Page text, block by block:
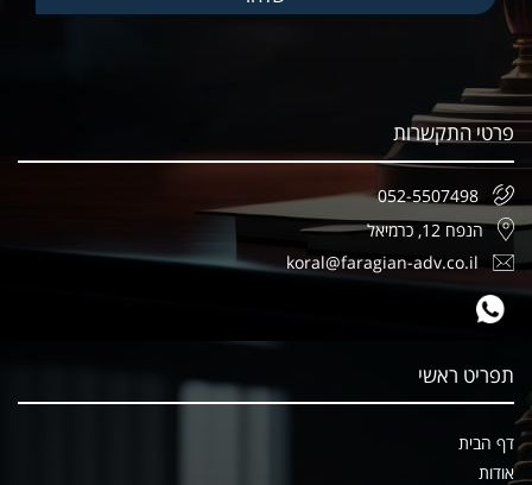
פרטי התקשרות
052-5507498
הנפח 12, כרמיאל
koral@faragian-adv.co.il
תפריט ראשי
דף הבית
אודות